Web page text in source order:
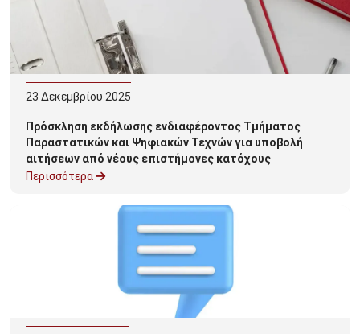
23 Δεκεμβρίου 2025
Πρόσκληση εκδήλωσης ενδιαφέροντος Τμήματος
Παραστατικών και Ψηφιακών Τεχνών για υποβολή
αιτήσεων από νέους επιστήμονες κατόχους
διδακτορικού εαρινού εξαμήνου ακ. έτους 2025-26
Περισσότερα